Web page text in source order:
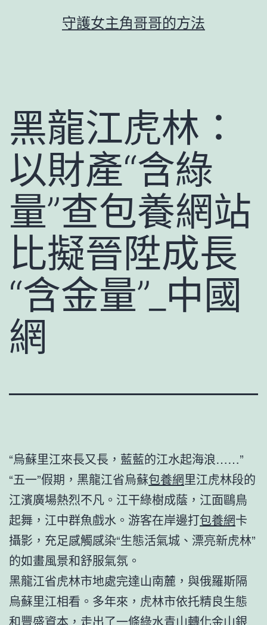
守護女主角哥哥的方法
黑龍江虎林：
以財產“含綠
量”查包養網站
比擬晉陞成長
“含金量”_中國
網
“烏蘇里江來長又長，藍藍的江水起海浪……”
“五一”假期，黑龍江省烏蘇包養網里江虎林段的
江濱廣場熱烈不凡。江干綠樹成蔭，江面鷗鳥
起舞，江中群魚戲水。游客在岸邊打包養網卡
攝影，充足感觸感染“生態活氣城、漂亮新虎林”
的如畫風景和舒服氣氛。
黑龍江省虎林市地處完達山南麓，與俄羅斯隔
烏蘇里江相看。多年來，虎林市依托精良生態
和豐盛資本，走出了一條綠水青山轉化金山銀